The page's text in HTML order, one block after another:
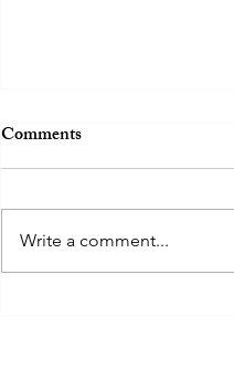
筵席：一場豐盛的盛宴
Comments
Write a comment...